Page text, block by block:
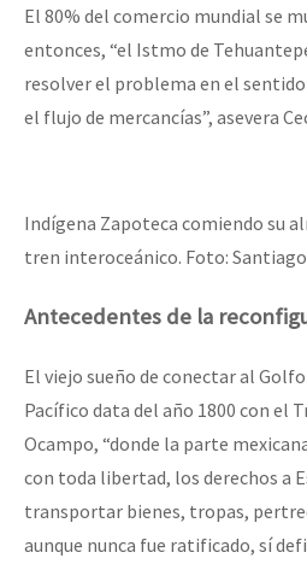
El 80% del comercio mundial se
entonces, “el Istmo de
resolver el problema en el
el flujo de mercancías”, asevera
Indígena Zapoteca comiendo su
tren interoceánico. Foto: Santiago
Antecedentes de la
El viejo sueño de conectar al
Pacífico data del año 1800 con el
Ocampo, “donde la parte
con toda libertad, los derechos a
transportar bienes, tropas,
aunque nunca fue ratificado, sí